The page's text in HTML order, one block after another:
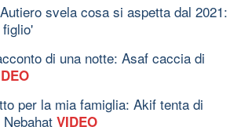
svela cosa si aspetta dal 2021:
di una notte: Asaf caccia di
per la mia famiglia: Akif tenta di
VIDEO